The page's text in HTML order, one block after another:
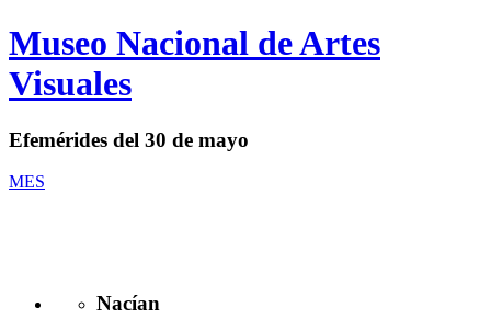
Logo
MNAV
Museo Nacional de Artes
Visuales
Efemérides del 30 de mayo
MES
Nacían